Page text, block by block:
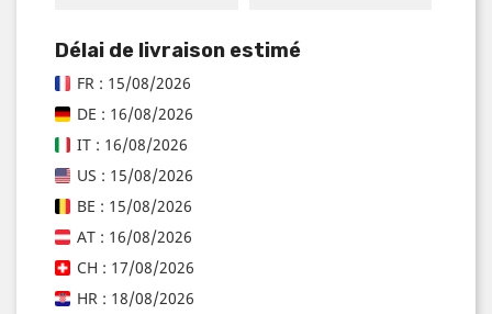
Délai de livraison estimé
FR : 15/08/2026
DE : 16/08/2026
IT : 16/08/2026
US : 15/08/2026
BE : 15/08/2026
AT : 16/08/2026
CH : 17/08/2026
HR : 18/08/2026